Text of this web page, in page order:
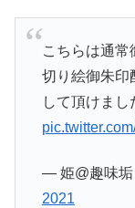
こちらは通常
切り絵御朱印
して頂けまし
— 姫@趣味垢
2021